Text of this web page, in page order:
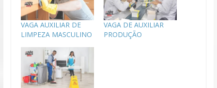
VAGA AUXILIAR DE
LIMPEZA MASCULINO
VAGA DE AUXILIAR
PRODUÇÃO